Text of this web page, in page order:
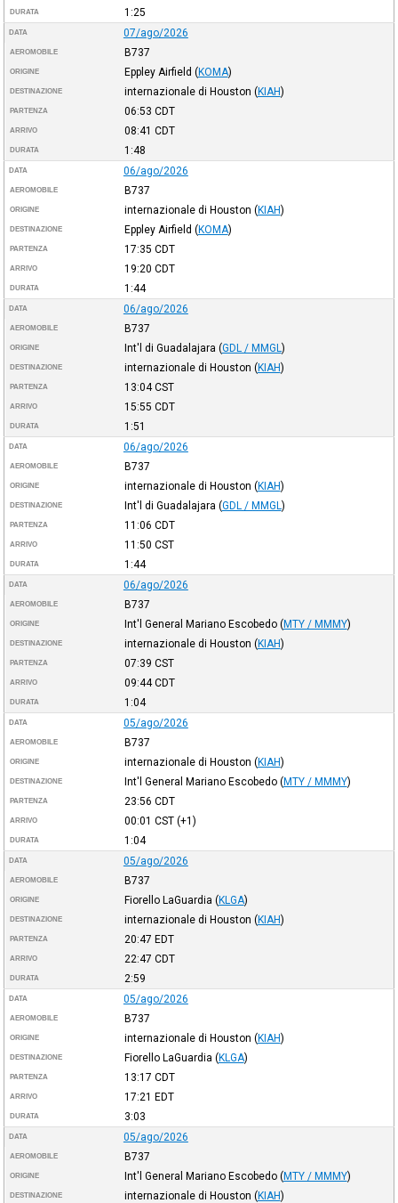
DURATA 1:25
DATA 07/ago/2026
AEROMOBILE B737
ORIGINE Eppley Airfield (KOMA)
DESTINAZIONE internazionale di Houston (KIAH)
PARTENZA 06:53 CDT
ARRIVO 08:41 CDT
DURATA 1:48
DATA 06/ago/2026
AEROMOBILE B737
ORIGINE internazionale di Houston (KIAH)
DESTINAZIONE Eppley Airfield (KOMA)
PARTENZA 17:35 CDT
ARRIVO 19:20 CDT
DURATA 1:44
DATA 06/ago/2026
AEROMOBILE B737
ORIGINE Int'l di Guadalajara (GDL / MMGL )
DESTINAZIONE internazionale di Houston (KIAH)
PARTENZA 13:04CST
ARRIVO 15:55 CDT
DURATA 1:51
DATA 06/ago/2026
AEROMOBILE B737
ORIGINE internazionale di Houston (KIAH)
DESTINAZIONE Int'l di Guadalajara (GDL / MMGL )
PARTENZA 11:06 CDT
ARRIVO 11:50 CST
DURATA 1:44
DATA 06/ago/2026
AEROMOBILE B737
ORIGINE Int'l General Mariano Escobedo (MTY / MMMY)
DESTINAZIONE internazionale di Houston (KIAH)
PARTENZA 07:39 CST
ARRIVO 09:44CDT
DURATA 1:04
DATA 05/ago/2026
AEROMOBILE B737
ORIGINE internazionale di Houston (KIAH)
DESTINAZIONE Int'l General Mariano Escobedo (MTY / MMMY)
PARTENZA 23:56 CDT
ARRIVO 00:01 CST(+1)
DURATA 1:04
DATA 05/ago/2026
AEROMOBILE B737
ORIGINE Fiorello LaGuardia (KLGA)
DESTINAZIONE internazionale di Houston (KIAH)
PARTENZA 20:47 EDT
ARRIVO 22:47 CDT
DURATA 2:59
DATA 05/ago/2026
AEROMOBILE B737
ORIGINE internazionale di Houston (KIAH)
DESTINAZIONE Fiorello LaGuardia (KLGA)
PARTENZA 13:17 CDT
ARRIVO 17:21 EDT
DURATA 3:03
DATA 05/ago/2026
AEROMOBILE B737
ORIGINE Int'l General Mariano Escobedo (MTY / MMMY)
DESTINAZIONE internazionale di Houston (KIAH)